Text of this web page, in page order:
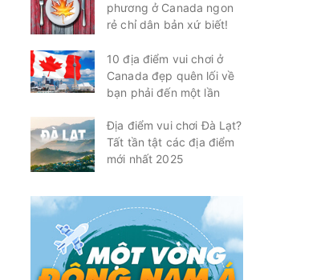
phương ở Canada ngon
rẻ chỉ dân bản xứ biết!
10 địa điểm vui chơi ở
Canada đẹp quên lối về
bạn phải đến một lần
Địa điểm vui chơi Đà Lạt?
Tất tần tật các địa điểm
mới nhất 2025